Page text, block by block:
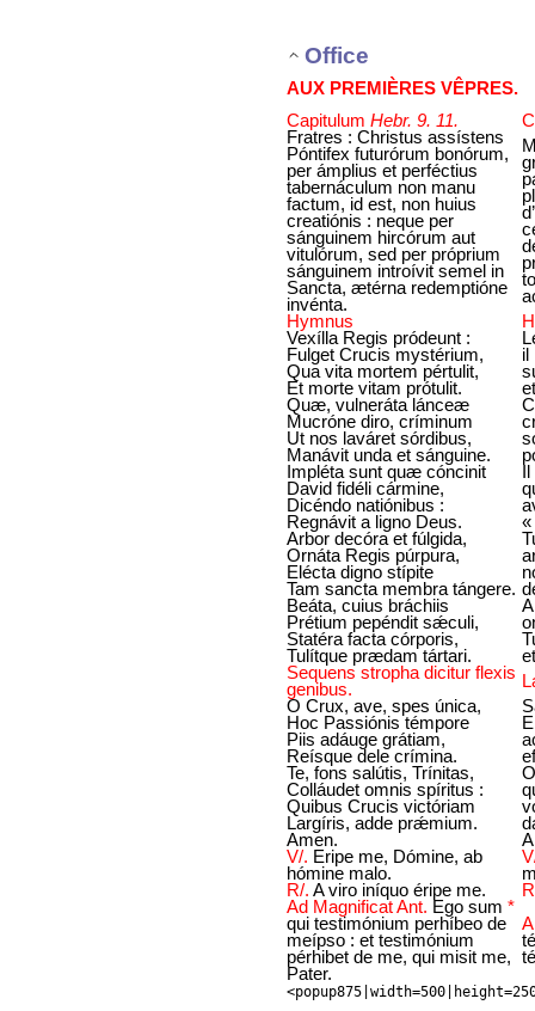
Office
AUX PREMIÈRES VÊPRES.
Capitulum Hebr. 9. 11.
Fratres : Christus assístens
Póntifex futurórum bonórum,
per ámplius et perféctius
tabernáculum non manu
factum, id est, non huius
creatiónis : neque per
sánguinem hircórum aut
vitulórum, sed per próprium
sánguinem introívit semel in
Sancta, ætérna redemptióne
invénta.
Hymnus
Vexílla Regis pródeunt :
Fulget Crucis mystérium,
Qua vita mortem pértulit,
Et morte vitam prótulit.
il
Quæ, vulneráta lánceæ
Mucróne diro, críminum
Ut nos laváret sórdibus,
Manávit unda et sánguine.
Impléta sunt quæ cóncinit
David fidéli cármine,
Dicéndo natiónibus :
Regnávit a ligno Deus.
Il
«
Arbor decóra et fúlgida,
Ornáta Regis púrpura,
Elécta digno stípite
Tam sancta membra tángere.
Beáta, cuius bráchiis
Prétium pepéndit sǽculi,
Statéra facta córporis,
Tulítque prædam tártari.
Sequens stropha dicitur flexis
genibus.
O Crux, ave, spes única,
Hoc Passiónis témpore
Piis adáuge grátiam,
Reísque dele crímina.
Te, fons salútis, Trínitas,
Colláudet omnis spíritus :
Quibus Crucis victóriam
Largíris, adde prǽmium.
Amen.
V/. Eripe me, Dómine, ab
hómine malo.
R/. A viro iníquo éripe me.
Ad Magnificat Ant. Ego sum *
qui testimónium perhíbeo de
meípso : et testimónium
pérhibet de me, qui misit me,
Pater.